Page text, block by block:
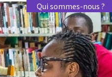
Qui sommes-nous ?